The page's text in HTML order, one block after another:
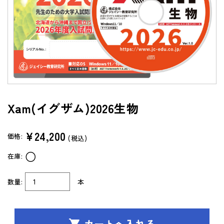
ソフトウェアご登録フォーム
製品サポートページ
よくあるご質問（FAQ）
共通テスト/センター試験過去問データベース
センターTen 2026
通常版
（DVD-ROM簡易パッケージ）
アップグレード版
（ダウンロード）
製品サポートページ
Xam(イグザム)2026生物
価格: ¥24,200 (税込)
数量: 本
在庫: ○